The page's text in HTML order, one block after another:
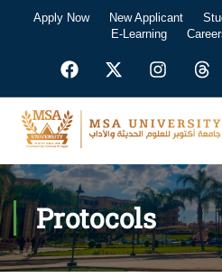
Apply Now New Applicant
E-Learning
Protocols